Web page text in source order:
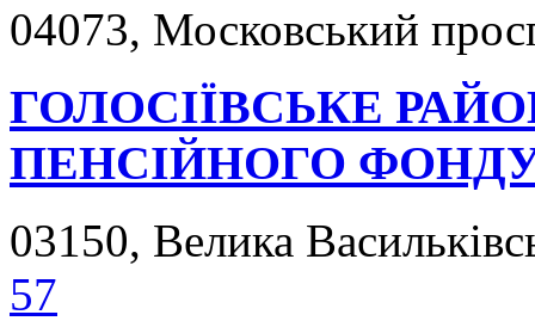
04073, Московський
ГОЛОСІЇВСЬКЕ
ПЕНСІЙНОГО
03150, Велика
57